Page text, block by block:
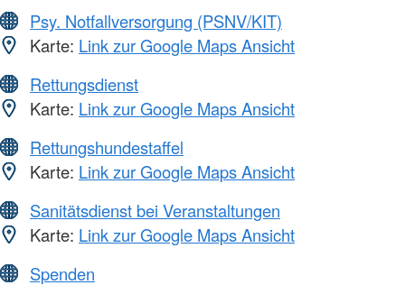
Psy. Notfallversorgung (PSNV/KIT)
Karte: Link zur Google Maps Ansicht
Rettungsdienst
Karte: Link zur Google Maps Ansicht
Rettungshundestaffel
Karte: Link zur Google Maps Ansicht
Sanitätsdienst bei Veranstaltungen
Karte: Link zur Google Maps Ansicht
Spenden